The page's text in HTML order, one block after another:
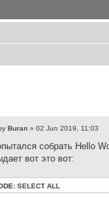
Buran » 02 Jun 2019, 11:03
собрать Hello
вот это вот:
SELECT ALL